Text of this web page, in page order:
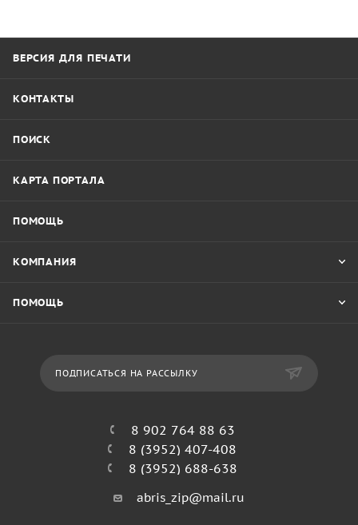
ВЕРСИЯ ДЛЯ ПЕЧАТИ
КОНТАКТЫ
ПОИСК
КАРТА ПОРТАЛА
ПОМОЩЬ
КОМПАНИЯ
ПОМОЩЬ
ПОДПИСАТЬСЯ НА РАССЫЛКУ
8 902 764 88 63
8 (3952) 407-408
8 (3952) 688-638
abris_zip@mail.ru